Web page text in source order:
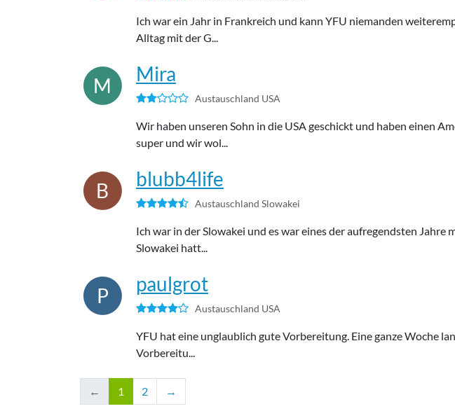
Ich war ein Jahr in Frankreich und kann YFU niemanden
Alltag mit der G...
M Mira
Austauschland USA
Wir haben unseren Sohn in die USA geschickt und haben einen
super und wir wol...
B blubb4life
Austauschland Slowakei
Ich war in der Slowakei und es war eines der aufregendsten
Slowakei hatt...
P paulgrot
Austauschland USA
YFU hat eine unglaublich gute Vorbereitung. Eine ganze Woche
Vorbereitu...
← 1 2 →